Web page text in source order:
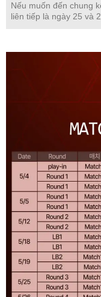
Nếu muốn đến chung
liên tiếp là ngày 25 và